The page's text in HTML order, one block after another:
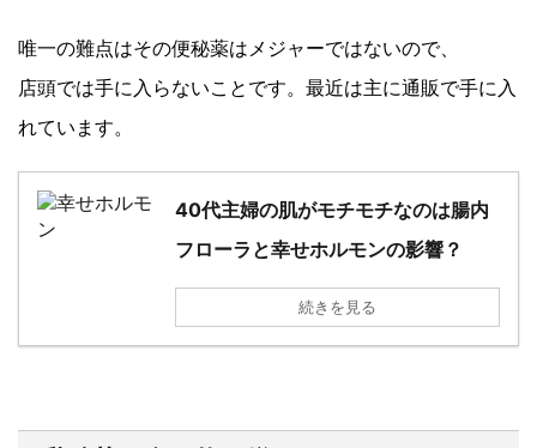
唯一の難点はその便秘薬はメジャーではないので、
店頭では手に入らないことです。最近は主に通販で手に入
れています。
40代主婦の肌がモチモチなのは腸内
フローラと幸せホルモンの影響？
続きを見る